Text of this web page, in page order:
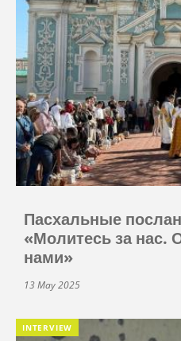
Пасхальные
«Молитесь за нас.
нами»
13 May 2025
INTERVIEW